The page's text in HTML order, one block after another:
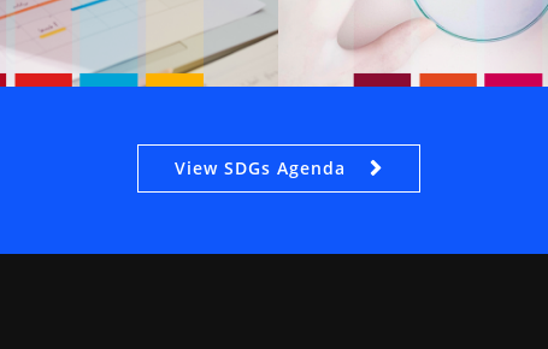
View SDGs Agenda